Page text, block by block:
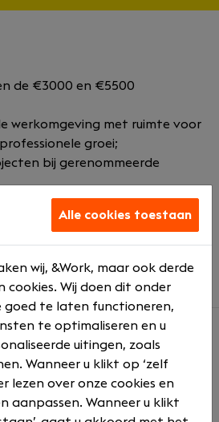
de €3000 en €5500
werkomgeving met ruimte voor
groei;
bij gerenommeerde
en secundaire
en snelgroeiend IT-bedrijf dat
leveren van hoogstaande
Alle cookies toestaan
wij, &Work, maar ook derde
cookies. Wij doen dit onder
goed te laten functioneren,
te optimaliseren en u
uitingen, zoals
Wanneer u klikt op ‘zelf
lezen over onze cookies en
aanpassen. Wanneer u klikt